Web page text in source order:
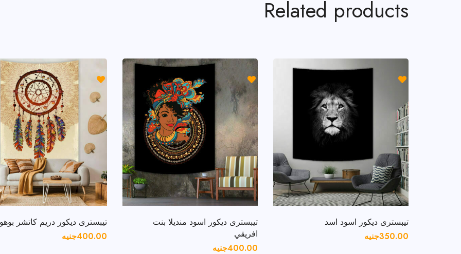
Related products
تيبسترى ديكور اسود اسد
350.00جنيه
تيبسترى ديكور اسود منديلا بنت
افريقي
400.00جنيه
تيبسترى ديكور دريم كاتشر بوهو
400.00جنيه